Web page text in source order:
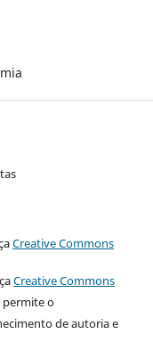
Creative Commons
Creative Commons
permite o
de autoria e